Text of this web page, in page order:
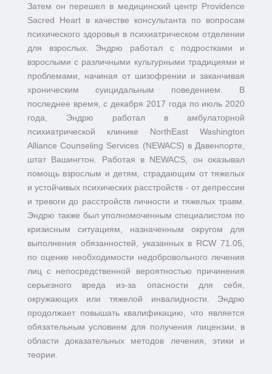
Затем он перешел в медицинский центр Providence
Sacred Heart в качестве консультанта по вопросам
психического здоровья в психиатрическом отделении
для взрослых. Эндрю работал с подростками и
взрослыми с различными культурными традициями и
проблемами, начиная от шизофрении и заканчивая
хроническим суицидальным поведением. В
последнее время, с декабря 2017 года по июль 2020
года, Эндрю работал в амбулаторной
психиатрической клинике NorthEast Washington
Alliance Counseling Services (NEWACS) в Давенпорте,
штат Вашингтон. Работая в NEWACS, он оказывал
помощь взрослым и детям, страдающим от тяжелых
и устойчивых психических расстройств - от депрессии
и тревоги до расстройств личности и тяжелых травм.
Эндрю также был уполномоченным специалистом по
кризисным ситуациям, назначенным округом для
выполнения обязанностей, указанных в RCW 71.05,
по оценке необходимости недобровольного лечения
лиц с непосредственной вероятностью причинения
серьезного вреда из-за опасности для себя,
окружающих или тяжелой инвалидности. Эндрю
продолжает повышать квалификацию, что является
обязательным условием для получения лицензии, в
области доказательных методов лечения, этики и
теории.